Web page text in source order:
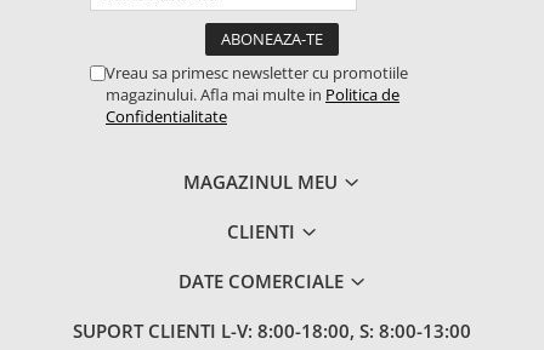
Deutz-Fahr
2.6.1. Echipamente atasabile
2.6.2. Piese de schimb si accesorii
Vreau sa primesc newsletter cu promotiile
magazinului. Afla mai multe in Politica de
Confidentialitate
MAGAZINUL MEU
CLIENTI
DATE COMERCIALE
SUPORT CLIENTI L-V: 8:00-18:00, S: 8:00-13:00